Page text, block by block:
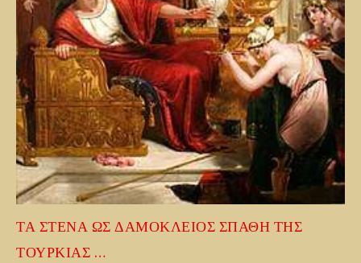
ΤΑ ΣΤΕΝΑ ΩΣ ΔΑΜΟΚΛΕΙΟΣ ΣΠΑΘΗ ΤΗΣ
ΤΟΥΡΚΙΑΣ …